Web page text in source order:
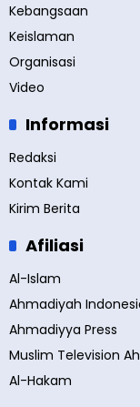
Kebangsaan
Keislaman
Organisasi
Video
Informasi
Redaksi
Kontak Kami
Kirim Berita
Afiliasi
Al-Islam
Ahmadiyah
Ahmadiyya Press
Muslim Television
Al-Hakam